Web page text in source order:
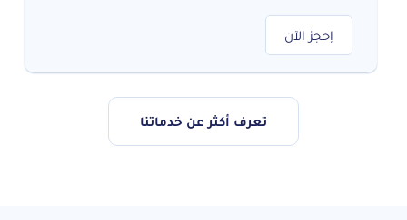
إحجز الآن
تعرف أكثر عن خدماتنا